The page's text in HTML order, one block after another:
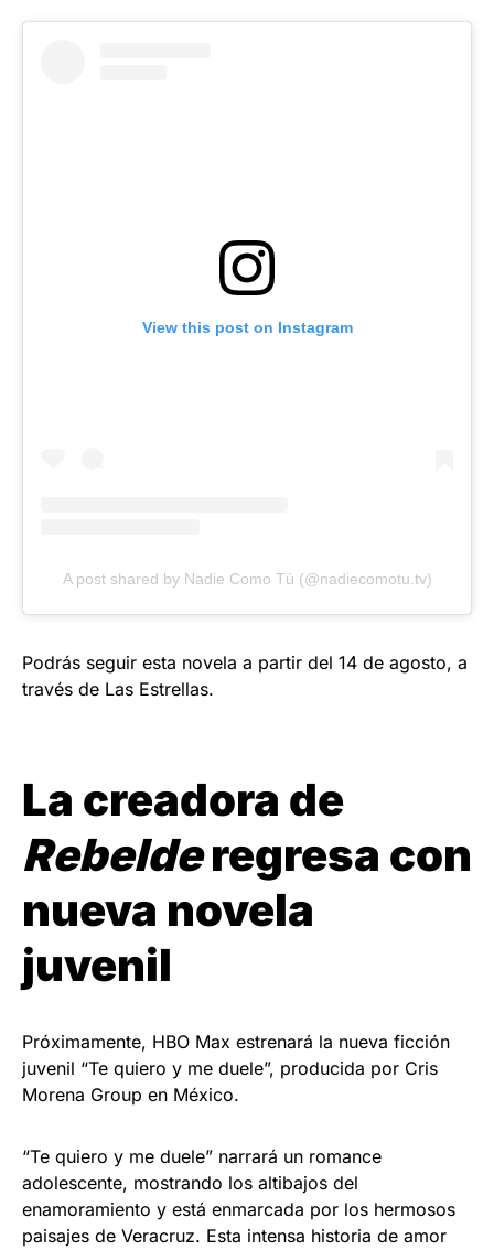
View this post on Instagram
A post shared by Nadie Como Tú (@nadiecomotu.tv)
Podrás seguir esta novela a partir del 14 de agosto, a
través de Las Estrellas.
La creadora de
Rebelderegresa con
nueva novela
juvenil
Próximamente, HBO Max estrenará la nueva ficción
juvenil “Te quiero y me duele”, producida por Cris
Morena Group en México.
“Te quiero y me duele” narrará un romance
adolescente, mostrando los altibajos del
enamoramiento y está enmarcada por los hermosos
paisajes de Veracruz. Esta intensa historia de amor